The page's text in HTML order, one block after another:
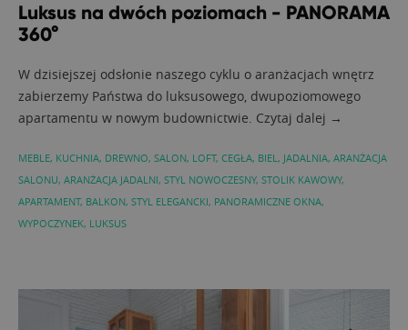
Luksus na dwóch poziomach - PANORAMA
360°
W dzisiejszej odsłonie naszego cyklu o aranżacjach wnętrz
zabierzemy Państwa do luksusowego, dwupoziomowego
apartamentu w nowym budownictwie. Czytaj dalej →
MEBLE, KUCHNIA, DREWNO, SALON, LOFT, CEGŁA, BIEL, JADALNIA, ARANŻACJA
SALONU, ARANŻACJA JADALNI, STYL NOWOCZESNY, STOLIK KAWOWY,
APARTAMENT, BALKON, STYL ELEGANCKI, PANORAMICZNE OKNA,
WYPOCZYNEK, LUKSUS